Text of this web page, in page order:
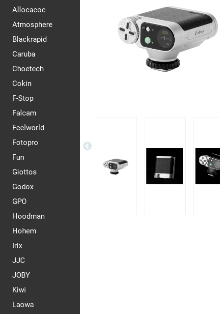
Allocacoc
Atmosphere
Blackrapid
Caruba
Choetech
Cokin
F-Stop
Falcam
Feelworld
Fotopro
Fun
Giottos
Godox
GPO
Hoodman
Hohem
Irix
JJC
JOBY
Kiwi
Laowa